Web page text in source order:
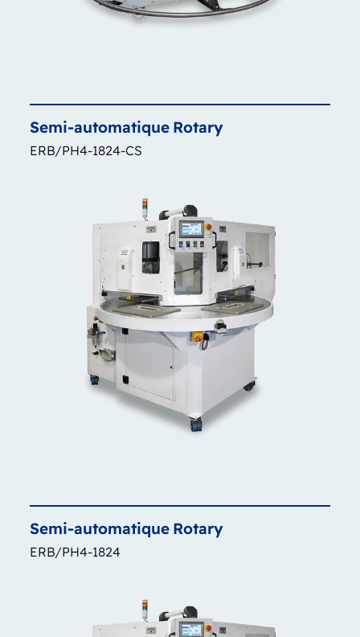
Semi-automatique Rotary
ERB/PH4-1824-CS
Semi-automatique Rotary
ERB/PH4-1824